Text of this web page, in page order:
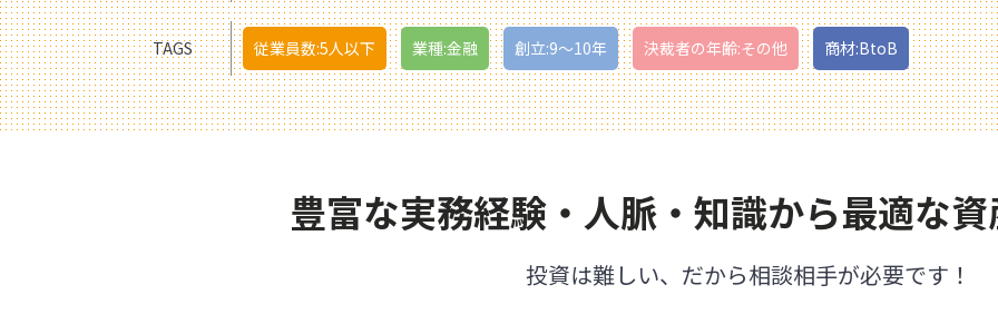
TAGS 従業員数:5人以下 業種:金融 創立:9〜10年 決裁者の年齢:その他 商材:BtoB
豊富な実務経験・人脈・知識から最適な
投資は難しい、だから相談相手が必要です！